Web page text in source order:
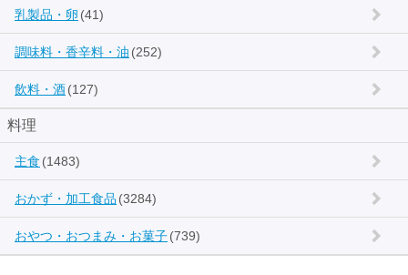
乳製品・卵 (41)
調味料・香辛料・油 (252)
飲料・酒(127)
料理
主食 (1483)
おかず・加工食品 (3284)
おやつ・おつまみ・お菓子(739)